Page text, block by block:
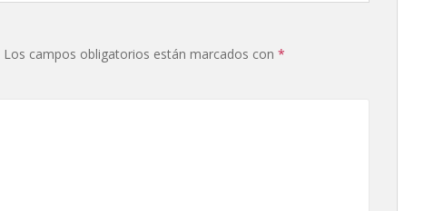
Los campos obligatorios están marcados con *